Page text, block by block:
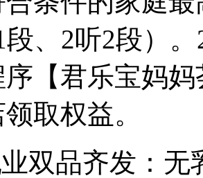
、2听2段）
【君乐宝妈
取权益。
双品齐发：无